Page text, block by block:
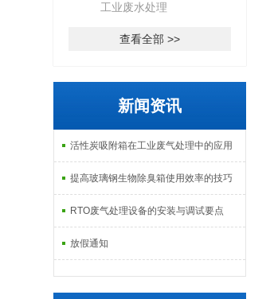
工业废水处理
查看全部 >>
新闻资讯
活性炭吸附箱在工业废气处理中的应用
提高玻璃钢生物除臭箱使用效率的技巧
RTO废气处理设备的安装与调试要点
放假通知